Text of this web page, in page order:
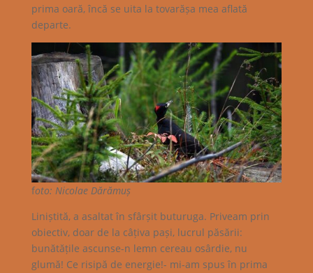
prima oară, încă se uita la tovarășa mea aflată
departe.
foto: Nicolae Dărămuș
Liniștită, a asaltat în sfârșit buturuga. Priveam prin
obiectiv, doar de la câțiva pași, lucrul păsării:
bunătățile ascunse-n lemn cereau osârdie, nu
glumă! Ce risipă de energie!- mi-am spus în prima